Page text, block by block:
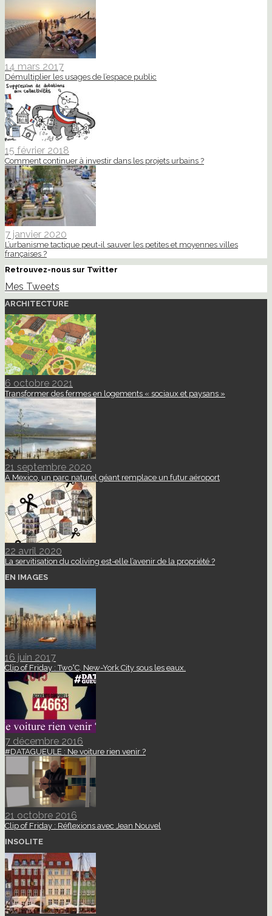
14 mars 2017
Démultiplier les usages de l’espace public
15 février 2018
Comment continuer à investir dans les projets urbains ?
7 janvier 2020
L’urbanisme tactique peut-il sauver les petites et moyennes villes
françaises ?
Retrouvez-nous sur Twitter
Mes Tweets
ARCHITECTURE
6 octobre 2021
Transformer des fermes en logements « sociaux et paysans »
21 septembre 2020
A Mexico, un parc naturel géant remplace un futur aéroport
22 avril 2020
La servitisation du coliving est-elle l’avenir de la propriété ?
EN IMAGES
16 juin 2017
Clip of Friday : Two°C, New-York City sous les eaux.
7 décembre 2016
#DATAGUEULE : Ne voiture rien venir ?
21 octobre 2016
Clip of Friday : Réflexions avec Jean Nouvel
INSOLITE